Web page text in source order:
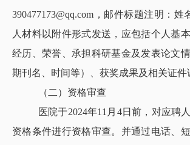
390477173@qq.com，邮件标题注明：
人材料以附件形式发送，应包括个人基
经历、荣誉、承担科研基金及发表论文情
期刊名、时间等）、获奖成果及相关证件
（二）资格审查
医院于2024年11月4日前，对应聘
资格条件进行资格审查。并通过电话、